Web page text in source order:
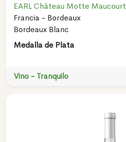
EARL Château Motte Maucourt
Francia - Bordeaux
Bordeaux Blanc
Medalla de Plata
Vino - Tranquilo